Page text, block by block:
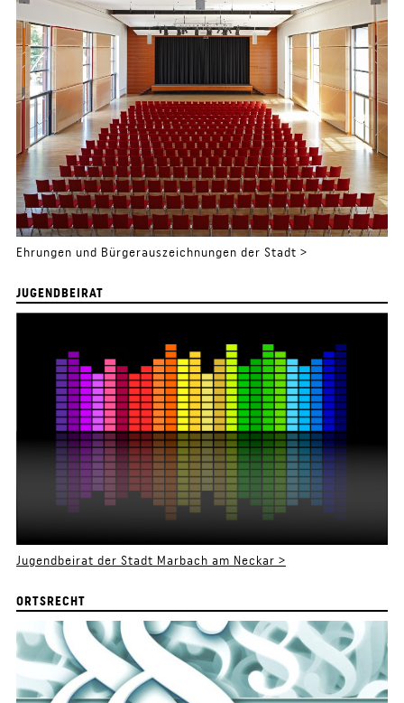
Ehrungen und Bürgerauszeichnungen der Stadt >
JUGENDBEIRAT
Jugendbeirat der Stadt Marbach am Neckar >
ORTSRECHT